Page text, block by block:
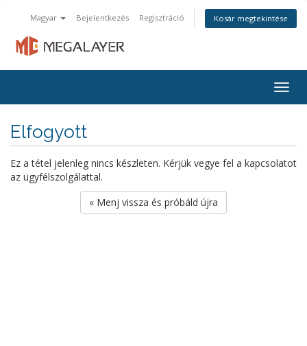
Magyar Bejelentkezés Regisztráció Kosár megtekintése
Elfogyott
Ez a tétel jelenleg nincs készleten. Kérjük vegye fel a kapcsolatot
az ügyfélszolgálattal.
« Menj vissza és próbáld újra